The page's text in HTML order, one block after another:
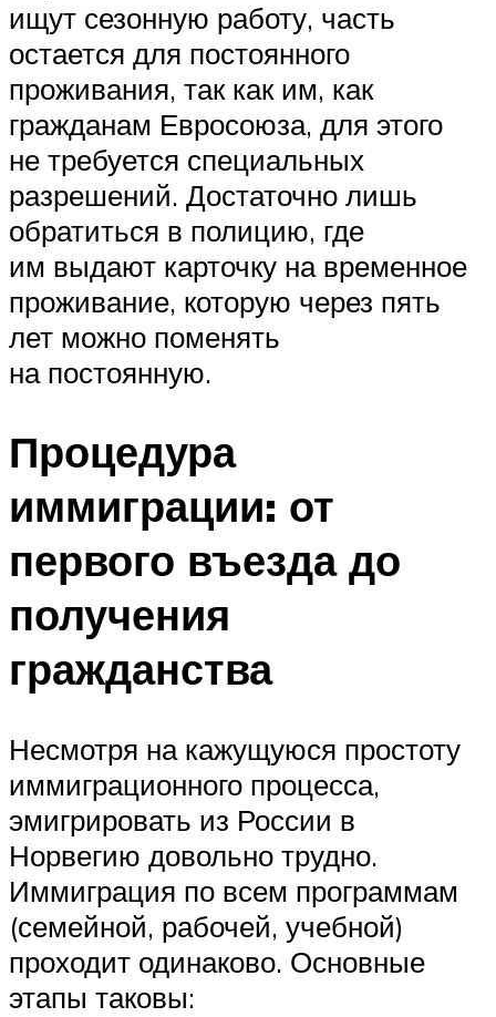
ищут сезонную работу, часть
остается для постоянного
проживания, так как им, как
гражданам Евросоюза, для этого
не требуется специальных
разрешений. Достаточно лишь
обратиться в полицию, где
им выдают карточку на временное
проживание, которую через пять
лет можно поменять
на постоянную.
Процедура
иммиграции: от
первого въезда до
получения
гражданства
Несмотря на кажущуюся простоту
иммиграционного процесса,
эмигрировать из России в
Норвегию довольно трудно.
Иммиграция по всем программам
(семейной, рабочей, учебной)
проходит одинаково. Основные
этапы таковы: